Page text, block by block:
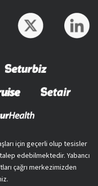
için geçerli olup tesisler
edebilmektedir. Yabancı
çağrı merkezimizden